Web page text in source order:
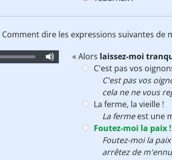
dire les expressions suivantes de
« Alors laissez-moi
C'est pas vos
C'est pas vos
cela ne ne vous
La ferme, la vieille !
La fermeest une
Foutez-moi la paix !
Foutez-moi la paix
arrêtez de